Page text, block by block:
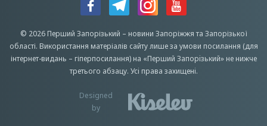
© 2026 Перший Запорізький – новини Запоріжжята Запорізької
області. Використання матеріалів сайту лише за умови посилання (для
інтернет-видань – гіперпосилання) на «Перший Запорiзький» не нижче
третього абзацу. Усi права захищенi.
Designed
by